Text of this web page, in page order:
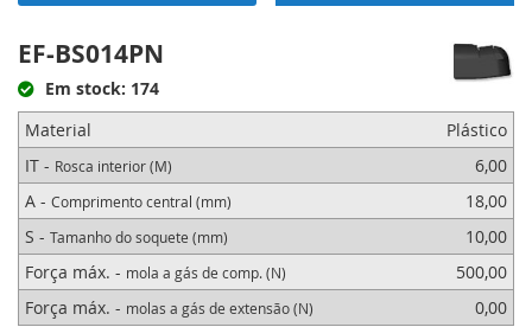
EF-BS014PN
Em stock: 174
Material
Plástico
IT - Rosca interior (M)
6,00
A - Comprimento central (mm)
18,00
S - Tamanho do soquete (mm)
10,00
Força máx. - mola a gás de comp. (N)
500,00
Força máx. - molas a gás de extensão (N) 0,00